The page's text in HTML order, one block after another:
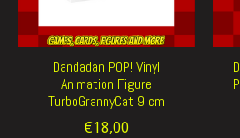
Dandadan POP! Vinyl
Animation Figure
TurboGrannyCat 9 cm
€18,00